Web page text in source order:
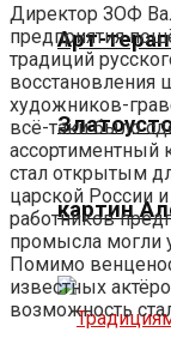
Арт-
картин
Директор ЗОФ
предприятия
традиций
восстановления
художников-
всё-таки было
ассортиментный
стал открытым
царской России
работников
промысла могли
Помимо
известных
возможность